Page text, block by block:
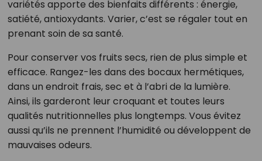
variétés apporte des bienfaits différents : énergie,
satiété, antioxydants. Varier, c’est se régaler tout en
prenant soin de sa santé.
Pour conserver vos fruits secs, rien de plus simple et
efficace. Rangez-les dans des bocaux hermétiques,
dans un endroit frais, sec et à l’abri de la lumière.
Ainsi, ils garderont leur croquant et toutes leurs
qualités nutritionnelles plus longtemps. Vous évitez
aussi qu’ils ne prennent l’humidité ou développent de
mauvaises odeurs.